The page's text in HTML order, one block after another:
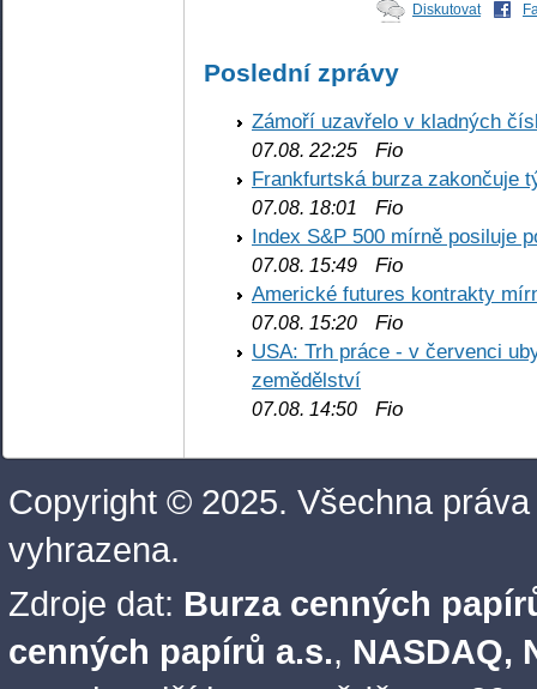
Diskutovat
Poslední zprávy
Zámoří uzavřelo v kladných
07.08. 22:25 Fio
Frankfurtská burza zakončuje
07.08. 18:01
Fio
Index S&P 500 mírně posiluje
07.08. 15:49 Fio
Americké futures kontrakty
07.08. 15:20 Fio
USA: Trh práce - v červenci
zemědělství
07.08. 14:50 Fio
Copyright © 2025. Všechna práva
vyhrazena.
Zdroje dat: Burza cenných
cenných papírů a.s., NASDAQ,